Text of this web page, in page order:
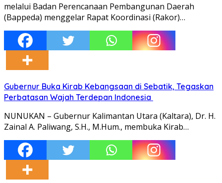
melalui Badan Perencanaan Pembangunan Daerah
(Bappeda) menggelar Rapat Koordinasi (Rakor)…
Gubernur Buka Kirab Kebangsaan di Sebatik, Tegaskan
Perbatasan Wajah Terdepan Indonesia
NUNUKAN – Gubernur Kalimantan Utara (Kaltara), Dr. H.
Zainal A. Paliwang, S.H., M.Hum., membuka Kirab…